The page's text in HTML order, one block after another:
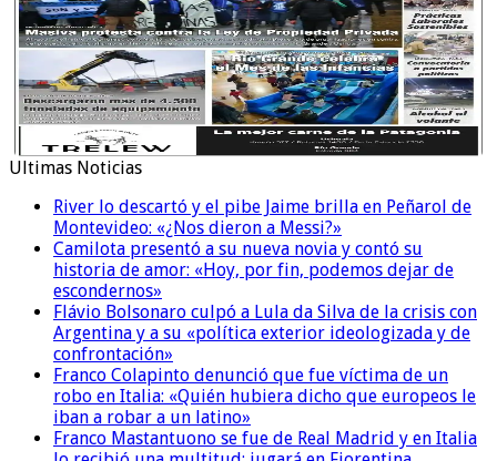
Ultimas Noticias
River lo descartó y el pibe Jaime brilla en Peñarol de
Montevideo: «¿Nos dieron a Messi?»
Camilota presentó a su nueva novia y contó su
historia de amor: «Hoy, por fin, podemos dejar de
escondernos»
Flávio Bolsonaro culpó a Lula da Silva de la crisis con
Argentina y a su «política exterior ideologizada y de
confrontación»
Franco Colapinto denunció que fue víctima de un
robo en Italia: «Quién hubiera dicho que europeos le
iban a robar a un latino»
Franco Mastantuono se fue de Real Madrid y en Italia